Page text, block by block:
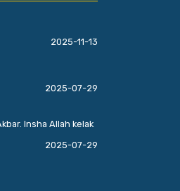
2025-11-13
2025-07-29
Insha Allah kelak
2025-07-29